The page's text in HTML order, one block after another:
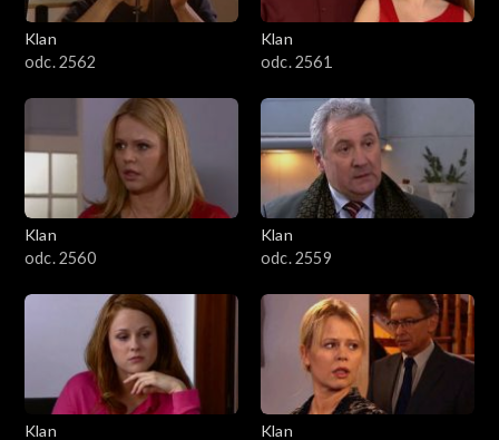
Klan
odc. 2562
Klan
odc. 2561
Klan
odc. 2560
Klan
odc. 2559
Klan
Klan